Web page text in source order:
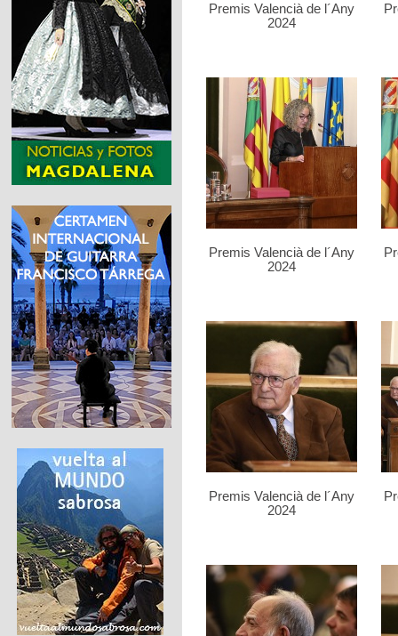
Premis Valencià de l´Any
2024
Premis Valencià de l´Any
2024
Premis Valencià de l´Any
2024